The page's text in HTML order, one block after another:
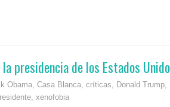
presidencia de los Estados
Obama, Casa Blanca, críticas, Donald Trump,
, xenofobia